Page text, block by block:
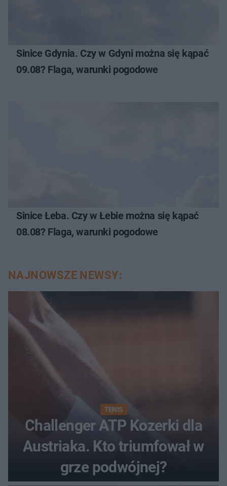
Sinice Gdynia. Czy w Gdyni można się kąpać
09.08? Flaga, warunki pogodowe
Sinice Łeba. Czy w Łebie można się kąpać
08.08? Flaga, warunki pogodowe
NAJNOWSZE NEWSY:
TENIS
Challenger ATP Kozerki dla
Austriaka. Kto triumfował w
grze podwójnej?